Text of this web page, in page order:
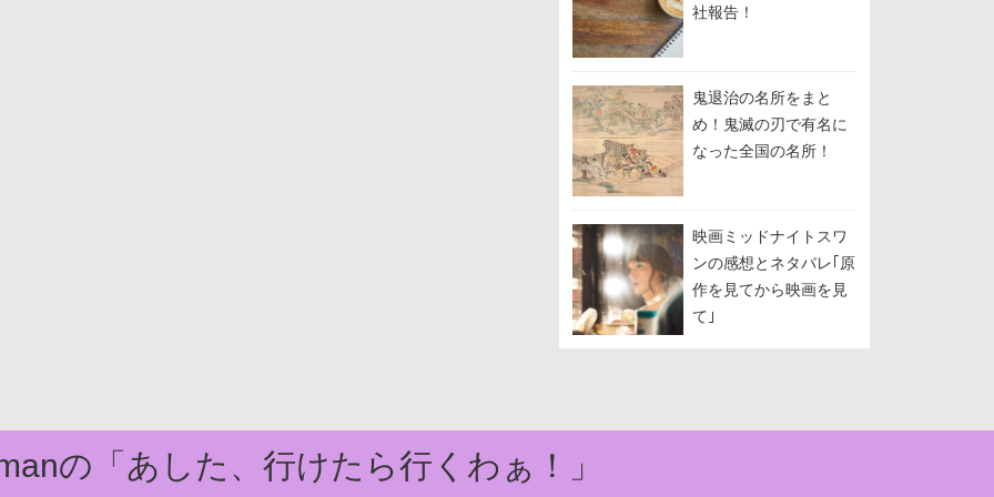
社報告！
鬼退治の名所をまと
め！鬼滅の刃で有名に
なった全国の名所！
映画ミッドナイトスワ
ンの感想とネタバレ｢原
作を見てから映画を見
て｣
の「あした、行けたら行くわぁ！」